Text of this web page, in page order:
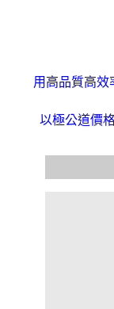
用高品質高效
以極公道價